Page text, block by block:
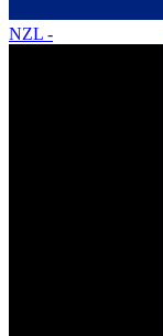
NZL -